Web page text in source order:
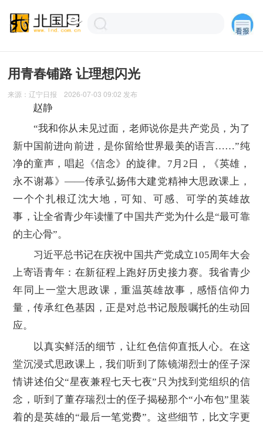
用青春铺路 让理想闪光
来源：辽宁日报 2026-07-03 09:02 发布
赵静
“我和你从未见过面，老师说你是共产党员，为了
新中国前进向前进，是你留给世界最美的语言……”纯
净的童声，唱起《信念》的旋律。7月2日，《英雄，
永不谢幕》——传承弘扬伟大建党精神大思政课上，
一个个扎根辽沈大地，可知、可感、可学的英雄故
事，让全省青少年读懂了中国共产党为什么是“最可靠
的主心骨”。
习近平总书记在庆祝中国共产党成立105周年大会
上寄语青年：在新征程上跑好历史接力赛。我省青少
年同上一堂大思政课，重温英雄故事，感悟信仰力
量，传承红色基因，正是对总书记殷殷嘱托的生动回
应。
以真实鲜活的细节，让红色信仰直抵人心。在这
堂沉浸式思政课上，我们听到了陈镜湖烈士的侄子深
情讲述伯父“星夜兼程七天七夜”只为找到党组织的信
念，听到了董存瑞烈士的侄子揭秘那个“小布包”里装
着的是英雄的“最后一笔党费”。这些细节，比文字更